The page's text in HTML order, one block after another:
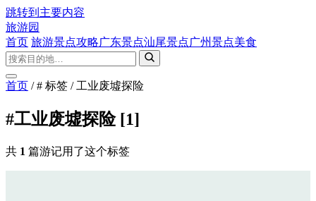
跳转到主要内容
旅游园
首页 旅游景点攻略广东景点汕尾景点广州景点美食
首页 / # 标签 / 工业废墟探险
#工业废墟探险 [1]
共 1 篇游记用了这个标签